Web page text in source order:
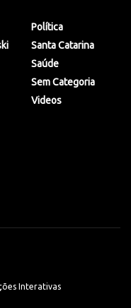
Política
Santa Catarina
Saúde
Sem Categoria
Videos
Interativas